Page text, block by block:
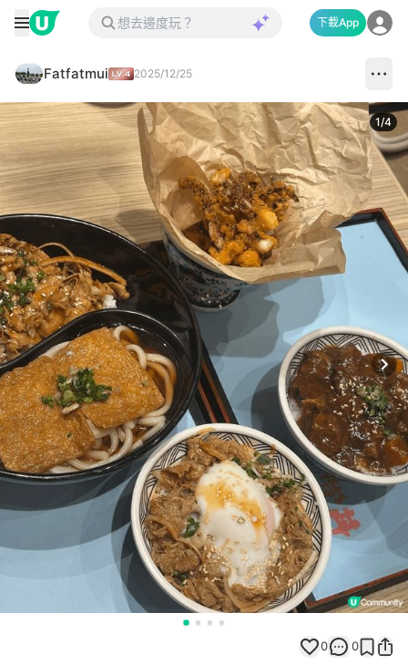
下載App
Fatfatmui 2025/12/25
1/4
0 0